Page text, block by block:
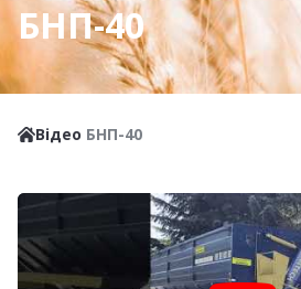
БНП-40
Відео БНП-40